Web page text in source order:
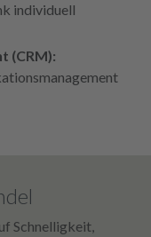
individuell
(CRM):
Schnelligkeit,